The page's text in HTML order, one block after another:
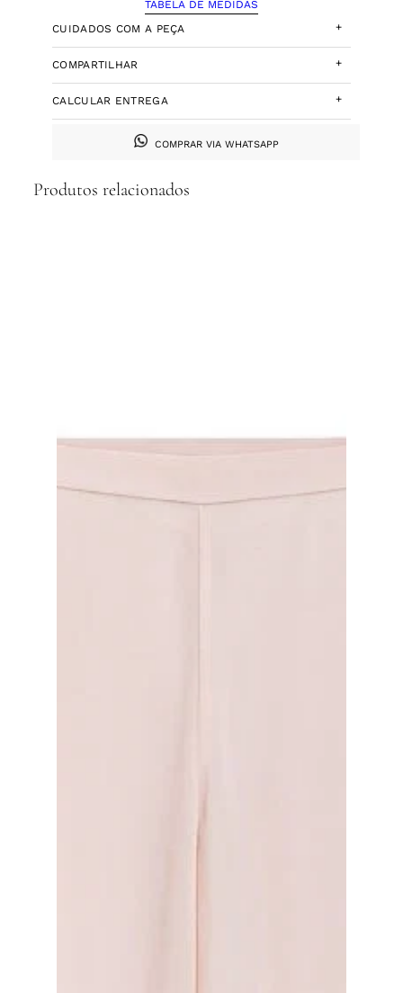
TABELA DE MEDIDAS
CUIDADOS COM A PEÇA
+
COMPARTILHAR +
CALCULAR ENTREGA +
COMPRAR VIA WHATSAPP
Produtos relacionados